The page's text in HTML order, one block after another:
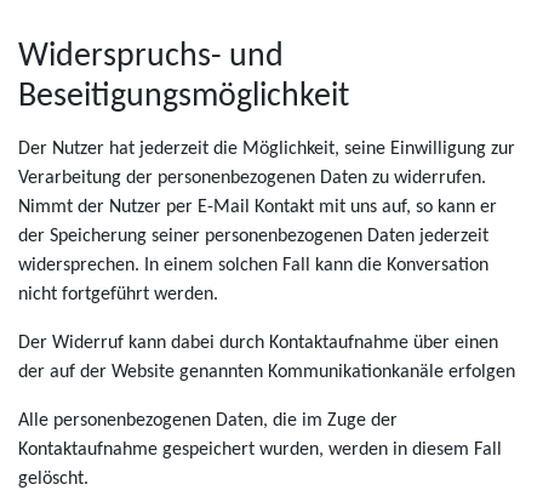
Widerspruchs- und
Beseitigungsmöglichkeit
Der Nutzer hat jederzeit die Möglichkeit, seine Einwilligung zur
Verarbeitung der personenbezogenen Daten zu widerrufen.
Nimmt der Nutzer per E-Mail Kontakt mit uns auf, so kann er
der Speicherung seiner personenbezogenen Daten jederzeit
widersprechen. In einem solchen Fall kann die Konversation
nicht fortgeführt werden.
Der Widerruf kann dabei durch Kontaktaufnahme über einen
der auf der Website genannten Kommunikationkanäle erfolgen
Alle personenbezogenen Daten, die im Zuge der
Kontaktaufnahme gespeichert wurden, werden in diesem Fall
gelöscht.